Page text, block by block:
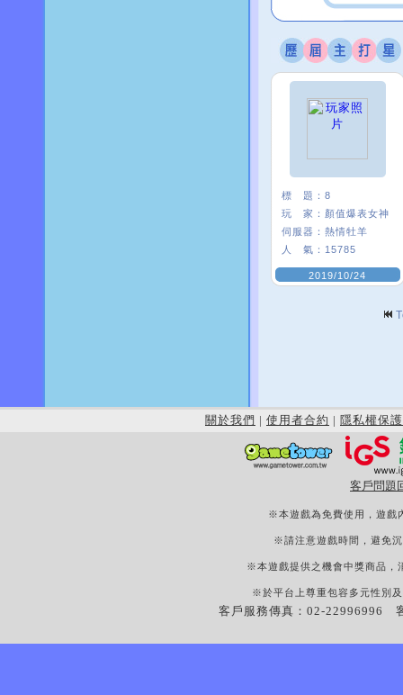
標 題： 8
玩 家： 顏值爆表女神
伺服器： 熱情牡羊
人 氣： 15785
2019/10/24
關於我們 | 使用者合約 | 隱私權保護
客戶問題
※本遊戲為免費使用，遊戲
※請注意遊戲時間，避免
※本遊戲提供之機會中獎商品，
※於平台上尊重包容多元性別
客戶服務傳真：02-22996996